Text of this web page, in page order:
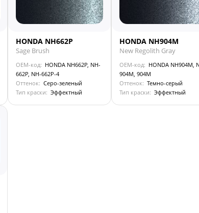
HONDA NH662P
Sage Brush
OEM-код: HONDA NH662P, NH-
662P, NH-662P-4
Оттенок: Серо-зеленый
Тип краски: Эффектный
HONDA NH904M
New Regolith Gray
OEM-код: HONDA NH904M,
904M, 904M
Оттенок: Темно-серый
Тип краски: Эффектный